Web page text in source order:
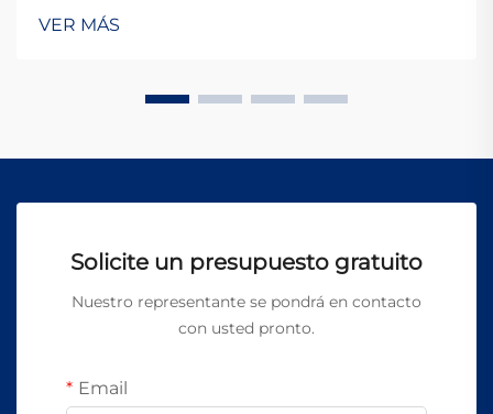
regulatorios y las mejores prácticas operativas que
rigen el uso de láseres de alta potencia en entornos
VER MÁS
Solicite un presupuesto gratuito
Nuestro representante se pondrá en contacto
con usted pronto.
Email